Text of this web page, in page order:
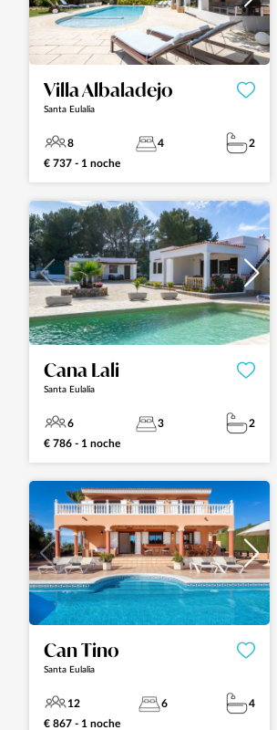
Villa Albaladejo
Santa Eulalia
8 4
2
€ 737 - 1 noche
Cana Lali
Santa Eulalia
6 3
2
€ 786 - 1 noche
Can Tino
Santa Eulalia
12 6
4
€ 867 - 1 noche